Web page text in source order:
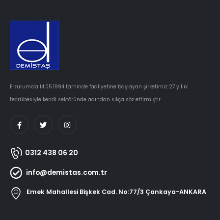
Erzurum'da 14.05.1994 tarhinde faaliyetine başlayan şirketimiz 27 yıllık
tecrübesiyle kendi sektöründe adından sıkça söz ettirmiştir.
0312 438 06 20
info@demistas.com.tr
Emek Mahallesi Bişkek Cad. No:77/3 Çankaya-ANKARA